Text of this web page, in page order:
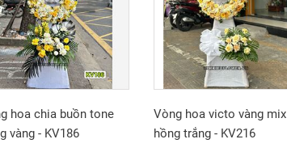
hoa chia buồn tone
vàng - KV186
Vòng hoa victo vàng mix
hồng trắng - KV216